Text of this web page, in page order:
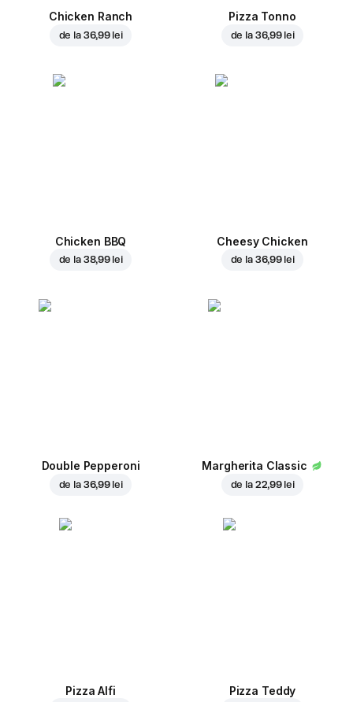
Chicken Ranch
de la 36,99 lei
Pizza Tonno
de la 36,99 lei
Chicken BBQ
de la 38,99 lei
Cheesy Chicken
de la 36,99 lei
Double Pepperoni
de la 36,99 lei
Margherita Classic
de la 22,99 lei
Pizza Alfi Pizza Teddy